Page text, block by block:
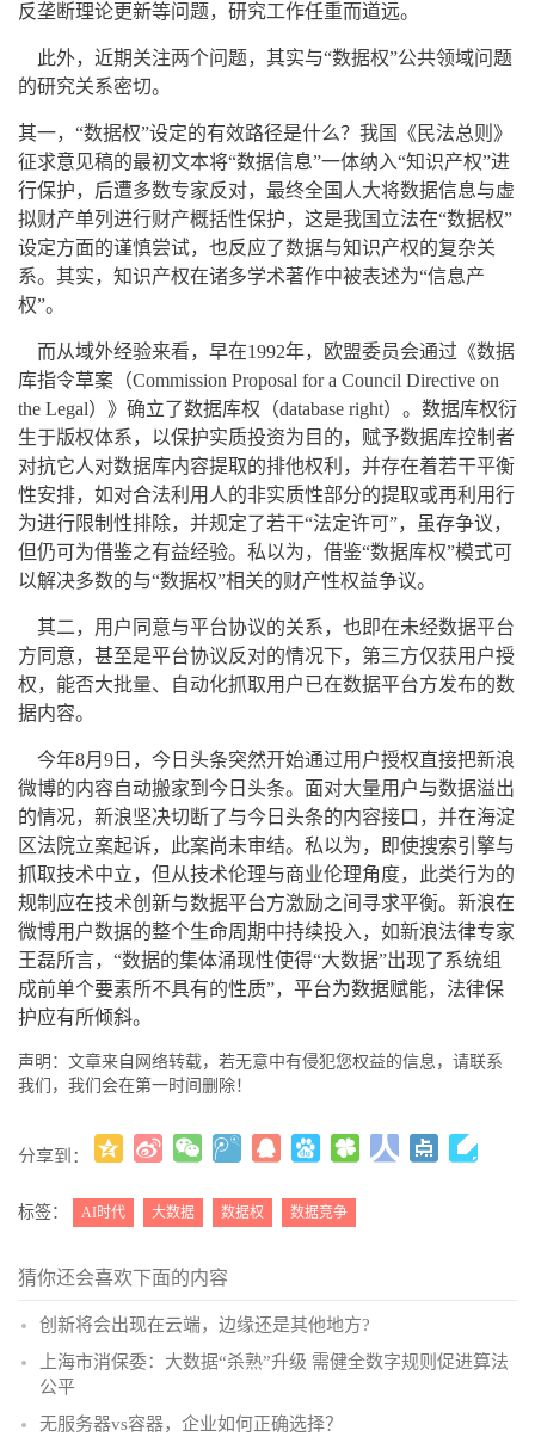
反垄断理论更新等问题，研究工作任重而道远。
此外，近期关注两个问题，其实与“数据权”公共领域问题
的研究关系密切。
其一，“数据权”设定的有效路径是什么？我国《民法总则》
征求意见稿的最初文本将“数据信息”一体纳入“知识产权”进
行保护，后遭多数专家反对，最终全国人大将数据信息与虚
拟财产单列进行财产概括性保护，这是我国立法在“数据权”
设定方面的谨慎尝试，也反应了数据与知识产权的复杂关
系。其实，知识产权在诸多学术著作中被表述为“信息产
权”。
而从域外经验来看，早在1992年，欧盟委员会通过《数据
库指令草案（Commission Proposal for a Council Directive on
the Legal）》确立了数据库权（database right）。数据库权衍
生于版权体系，以保护实质投资为目的，赋予数据库控制者
对抗它人对数据库内容提取的排他权利，并存在着若干平衡
性安排，如对合法利用人的非实质性部分的提取或再利用行
为进行限制性排除，并规定了若干“法定许可”，虽存争议，
但仍可为借鉴之有益经验。私以为，借鉴“数据库权”模式可
以解决多数的与“数据权”相关的财产性权益争议。
其二，用户同意与平台协议的关系，也即在未经数据平台
方同意，甚至是平台协议反对的情况下，第三方仅获用户授
权，能否大批量、自动化抓取用户已在数据平台方发布的数
据内容。
今年8月9日，今日头条突然开始通过用户授权直接把新浪
微博的内容自动搬家到今日头条。面对大量用户与数据溢出
的情况，新浪坚决切断了与今日头条的内容接口，并在海淀
区法院立案起诉，此案尚未审结。私以为，即使搜索引擎与
抓取技术中立，但从技术伦理与商业伦理角度，此类行为的
规制应在技术创新与数据平台方激励之间寻求平衡。新浪在
微博用户数据的整个生命周期中持续投入，如新浪法律专家
王磊所言，“数据的集体涌现性使得“大数据”出现了系统组
成前单个要素所不具有的性质”，平台为数据赋能，法律保
护应有所倾斜。
声明：文章来自网络转载，若无意中有侵犯您权益的信息，请联系
我们，我们会在第一时间删除！
分享到：
标签： AI时代 大数据 数据权 数据竞争
猜你还会喜欢下面的内容
创新将会出现在云端，边缘还是其他地方?
上海市消保委：大数据“杀熟”升级 需健全数字规则促进算法
公平
无服务器vs容器，企业如何正确选择？